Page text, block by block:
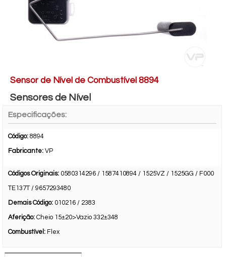
Sensor de Nível de Combustível 8894
Sensores de Nível
Especificações:
Código: 8894
Fabricante: VP
Códigos Originais: 0580314296 / 1587410894 / 1525VZ / 1525GG / F000
TE137T / 9657293480
Demais Código: 010216 / 2383
Aferição: Cheio 15±20>Vazio 332±348
Combustível: Flex